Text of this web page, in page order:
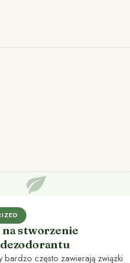
na stworzenie
dezodorantu
bardzo często zawierają związki